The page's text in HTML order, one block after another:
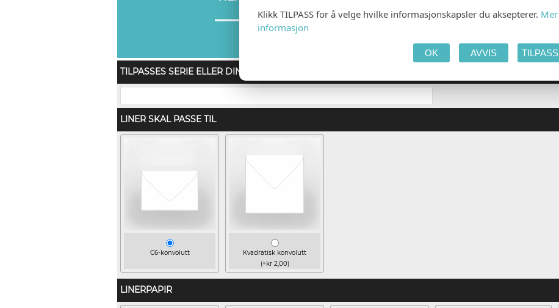
TILPASSES SERIE ELLER DIN ORDRE
LINER SKAL PASSE TIL
C6-konvolutt
Kvadratisk konvolutt
(+kr 2,00)
LINERPAPIR
Klikk TILPASS for å velge hvilke informasjonskapsler du aksepterer. Mer
informasjon
OK AVVIS TILPASS